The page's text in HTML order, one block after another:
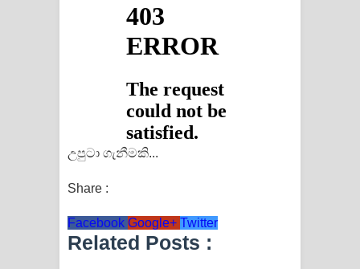
උපුටා ගැනීමකි...
Share :
Facebook Google+ Twitter
Related Posts :